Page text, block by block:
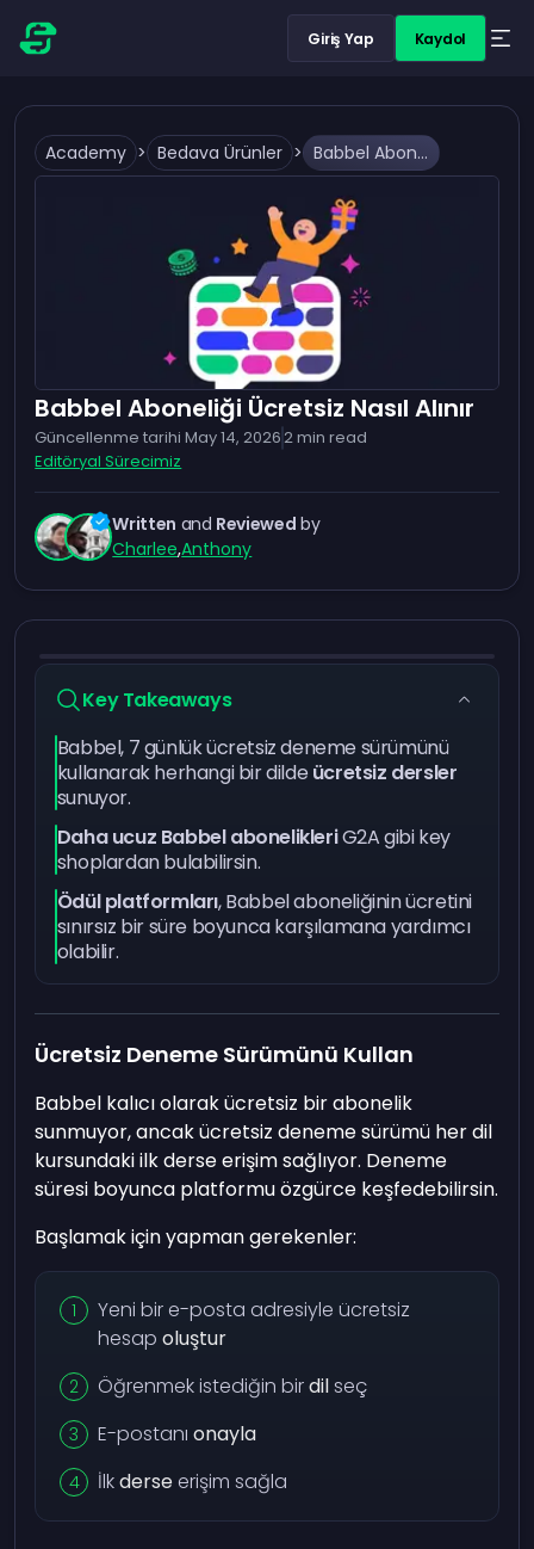
Giriş Yap Kaydol
Academy > Bedava Ürünler > Babbel Aboneliği Ücretsiz Nasıl Alınır
Babbel Aboneliği Ücretsiz Nasıl Alınır
Güncellenme tarihi May 14, 20262min read
Editöryal Sürecimiz
Written and Reviewed by
Charlee,Anthony
Key Takeaways
Babbel, 7 günlük ücretsiz deneme sürümünü
kullanarak herhangi bir dilde ücretsiz dersler
sunuyor.
Daha ucuz Babbel abonelikleriG2A gibi key
shoplardan bulabilirsin.
Ödül platformları, Babbel aboneliğinin ücretini
sınırsız bir süre boyunca karşılamana yardımcı
olabilir.
Ücretsiz Deneme Sürümünü Kullan
Babbel kalıcı olarak ücretsiz bir abonelik
sunmuyor, ancak ücretsiz deneme sürümü her dil
kursundaki ilk derse erişim sağlıyor. Deneme
süresi boyunca platformu özgürce keşfedebilirsin.
Başlamak için yapman gerekenler:
Yeni bir e-posta adresiyle ücretsiz
hesapoluştur
Öğrenmek istediğin birdilseç
E-postanıonayla
İlkderseerişim sağla